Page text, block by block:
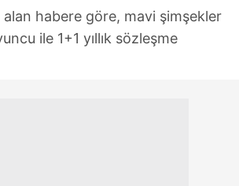
habere göre, mavi şimşekler
ile 1+1 yıllık sözleşme